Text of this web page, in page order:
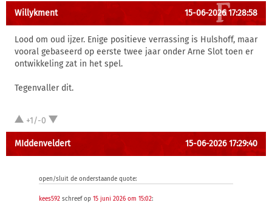
Willykment 15-06-2026 17:28:58
Lood om oud ijzer. Enige positieve verrassing is Hulshoff, maar
vooral gebaseerd op eerste twee jaar onder Arne Slot toen er
ontwikkeling zat in het spel.
Tegenvaller dit.
+1/-0
MIddenveldert 15-06-2026 17:29:40
open/sluit de onderstaande quote:
kees592 schreef op 15 juni 2026 om 15:02: